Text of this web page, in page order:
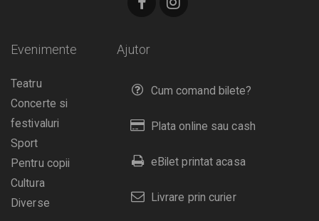
Ajutor
Cum comand bilete?
Plata online sau cash
eBilet printat acasa
Livrare prin curier
Evenimente
Teatru
Concerte si
festivaluri
Sport
Pentru copii
Cultura
Diverse